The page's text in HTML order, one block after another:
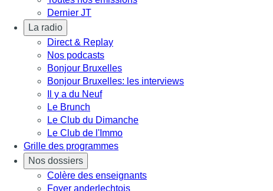
Dernier JT
La radio
Direct & Replay
Nos podcasts
Bonjour Bruxelles
Bonjour Bruxelles: les interviews
Il y a du Neuf
Le Brunch
Le Club du Dimanche
Le Club de l'Immo
Grille des programmes
Nos dossiers
Colère des enseignants
Foyer anderlechtois